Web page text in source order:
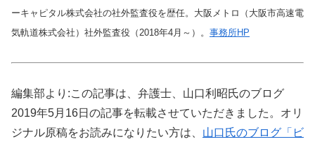
ーキャピタル株式会社の社外監査役を歴任。大阪メトロ（大阪市高速電
気軌道株式会社）社外監査役（2018年4月～）。 事務所HP
編集部より:この記事は、弁護士、山口利昭氏のブログ
2019年5月16日の記事を転載させていただきました。オリ
ジナル原稿をお読みになりたい方は、 山口氏のブログ「ビ